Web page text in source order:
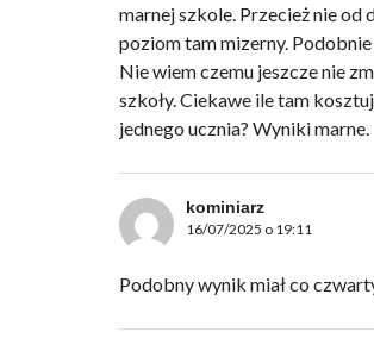
marnej szkole. Przecież nie od
poziom tam mizerny.
Nie wiem czemu jeszcze nie
szkoły. Ciekawe ile tam
jednego ucznia? Wyniki marne.
kominiarz
16/07/2025 o 19:11
Podobny wynik miał co